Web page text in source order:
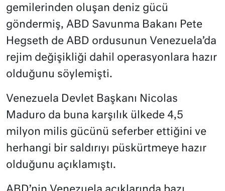
gemilerinden oluşan deniz gücü
göndermiş, ABD Savunma Bakanı Pete
Hegseth de ABD ordusunun Venezuela’da
rejim değişikliği dahil operasyonlara hazır
olduğunu söylemişti.
Venezuela Devlet Başkanı Nicolas
Maduro da buna karşılık ülkede 4,5
milyon milis gücünü seferber ettiğini ve
herhangi bir saldırıyı püskürtmeye hazır
olduğunu açıklamıştı.